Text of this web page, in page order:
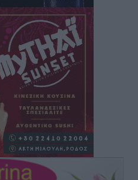
στις Ένοπλες
Αυγούστου – Πάνω από
μόνο από τον Πειραιά
σταθμούς: Οι
και οι προθεσμίες